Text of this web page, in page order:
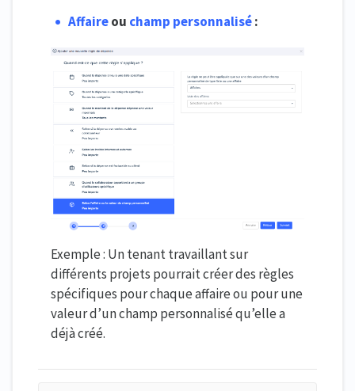
Affaireou champ personnalisé:
Exemple : Un tenant travaillant sur
différents projets pourrait créer des règles
spécifiques pour chaque affaire ou pour une
valeur d’un champ personnalisé qu’elle a
déjà créé.